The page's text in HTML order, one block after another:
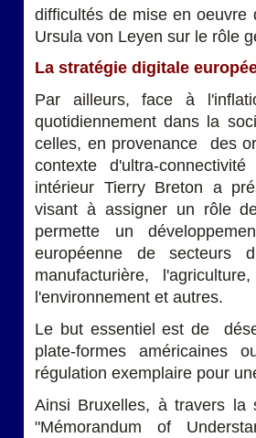
difficultés de mise en oeuvre
Ursula von Leyen sur le rôle
La stratégie digitale
Par ailleurs, face à
quotidiennement dans la
celles, en provenance des
contexte d'ultra-
intérieur Tierry Breton a
visant à assigner un rôle
permette un
européenne de secteurs
manufacturière,
l'environnement et autres.
Le but essentiel est de
plate-formes américaines
régulation exemplaire pour
Ainsi Bruxelles, à travers la
"Mémorandum of